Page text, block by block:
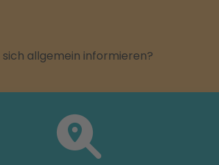
allgemein informieren?